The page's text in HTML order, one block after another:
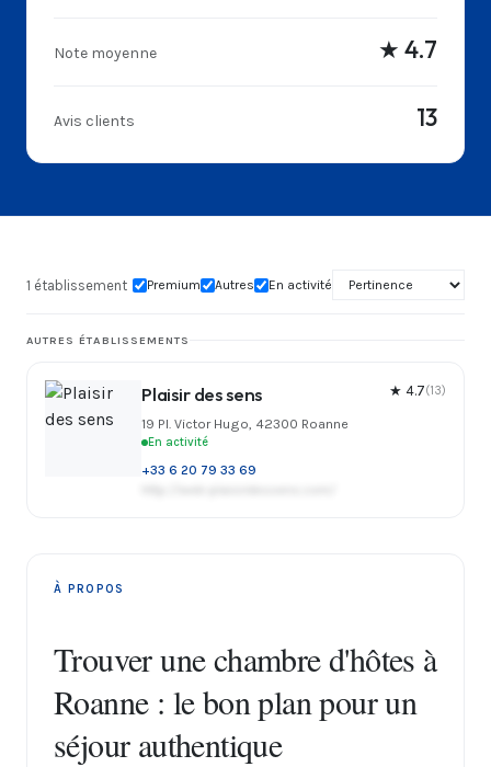
Note moyenne ★ 4.7
Avis clients 13
1 établissement Premium Autres En activité
AUTRES ÉTABLISSEMENTS
Plaisir des sens
19 Pl. Victor Hugo, 42300 Roanne
En activité
+33 6 20 79 33 69
★ 4.7(13)
À PROPOS
Trouver une chambre d'hôtes à
Roanne : le bon plan pour un
séjour authentique